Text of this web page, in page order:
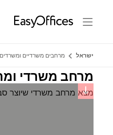
ישראל מרחבים משרדיים
מרחב משרדי
מצא מרחב משרדי שיוצר